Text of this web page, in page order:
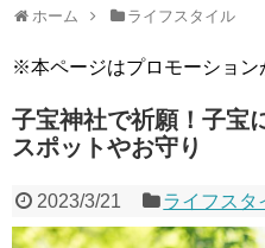
ホーム ライフスタイル
※本ページはプロモーション
子宝神社で祈願！子宝
スポットやお守り
2023/3/21 ライフスタ